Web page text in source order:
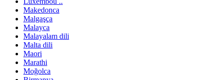
Makedonca
Malgaşça
Malayca
Malayalam dili
Malta dili
Maori
Marathi
Moğolca